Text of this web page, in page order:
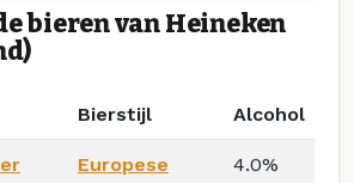
bieren van Heineken
Bierstijl Alcohol
Europese
4.0%